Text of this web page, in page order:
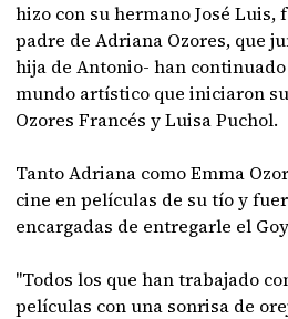
hizo con su hermano José Luis,
padre de Adriana Ozores, que
hija de Antonio- han
mundo artístico que iniciaron
Ozores Francés y Luisa Puchol.
Tanto Adriana como Emma
cine en películas de su tío y
encargadas de entregarle el
"Todos los que han trabajado
películas con una sonrisa de